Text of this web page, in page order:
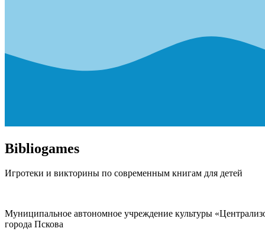
Bibliogames
Игротеки и викторины по современным книгам для детей
Муниципальное автономное учреждение культуры
города Пскова